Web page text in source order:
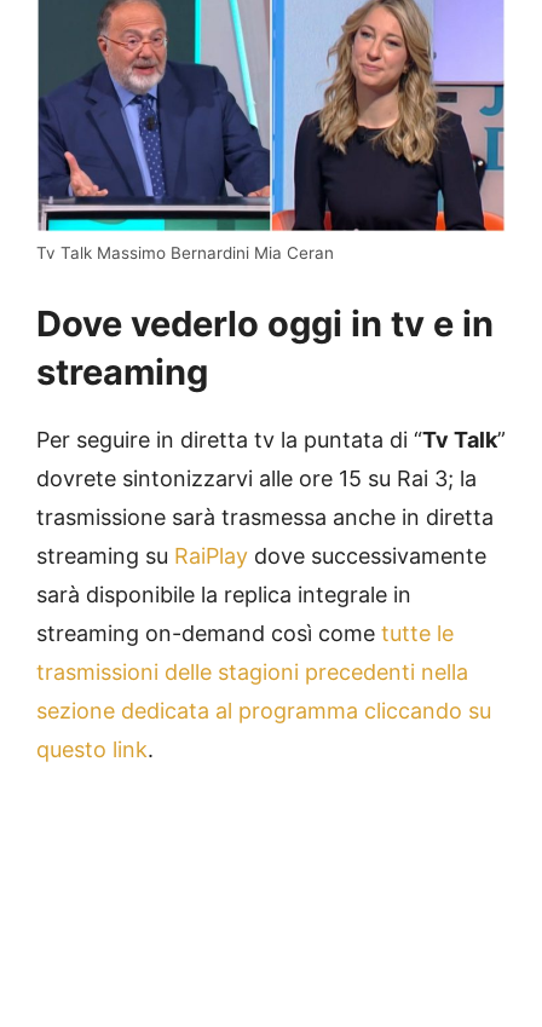
Tv Talk Massimo Bernardini Mia Ceran
Dove vederlo oggi in tv e in
streaming
Per seguire in diretta tv la puntata di “Tv Talk”
dovrete sintonizzarvi alle ore 15 su Rai 3; la
trasmissione sarà trasmessa anche in diretta
streaming su RaiPlay dove successivamente
sarà disponibile la replica integrale in
streaming on-demand così come tutte le
trasmissioni delle stagioni precedenti nella
sezione dedicata al programma cliccando su
questo link.